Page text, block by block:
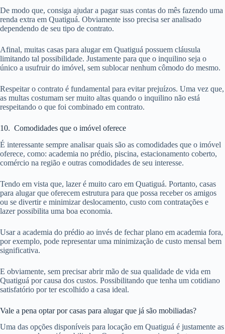
De modo que, consiga ajudar a pagar suas contas do mês fazendo uma
renda extra em Quatiguá. Obviamente isso precisa ser analisado
dependendo de seu tipo de contrato.
Afinal, muitas casas para alugar em Quatiguá possuem cláusula
limitando tal possibilidade. Justamente para que o inquilino seja o
único a usufruir do imóvel, sem sublocar nenhum cômodo do mesmo.
Respeitar o contrato é fundamental para evitar prejuízos. Uma vez que,
as multas costumam ser muito altas quando o inquilino não está
respeitando o que foi combinado em contrato.
10. Comodidades que o imóvel oferece
É interessante sempre analisar quais são as comodidades que o imóvel
oferece, como: academia no prédio, piscina, estacionamento coberto,
comércio na região e outras comodidades de seu interesse.
Tendo em vista que, lazer é muito caro em Quatiguá. Portanto, casas
para alugar que oferecem estrutura para que possa receber os amigos
ou se divertir e minimizar deslocamento, custo com contratações e
lazer possibilita uma boa economia.
Usar a academia do prédio ao invés de fechar plano em academia fora,
por exemplo, pode representar uma minimização de custo mensal bem
significativa.
E obviamente, sem precisar abrir mão de sua qualidade de vida em
Quatiguá por causa dos custos. Possibilitando que tenha um cotidiano
satisfatório por ter escolhido a casa ideal.
Vale a pena optar por casas para alugar que já são mobiliadas?
Uma das opções disponíveis para locação em Quatiguá é justamente as